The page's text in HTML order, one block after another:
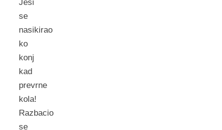
Jesi
se
nasikirao
ko
konj
kad
prevrne
kola!
Razbacio
se